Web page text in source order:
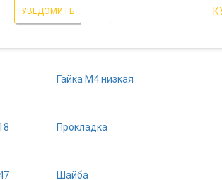
УВЕДОМИТЬ
Гайка М4 низкая
Прокладка
Шайба